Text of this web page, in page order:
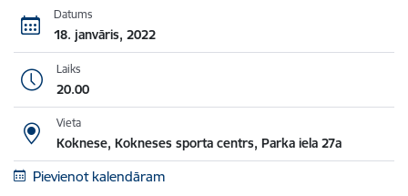
Datums
18. janvāris, 2022
Laiks
20.00
Vieta
Koknese, Kokneses sporta centrs, Parka iela 27a
Pievienot kalendāram